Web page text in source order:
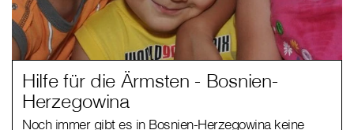
Hilfe für die Ärmsten - Bosnien-
Herzegowina
Noch immer gibt es in Bosnien-Herzegowina keine